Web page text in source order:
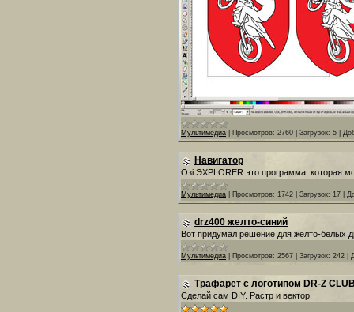
Мультимедиа Просмотров: 2760 Загрузок: 5
Навигатор
Озi ЭXPLORER это программа, которая
Мультимедиа Просмотров: 1742 Загрузок: 17
drz400 желто-синий
Вот придумал решение для желто-белых
Мультимедиа Просмотров: 2567 Загрузок: 242
Трафарет с логотипом DR-Z
Сделай сам DIY. Растр и вектор.